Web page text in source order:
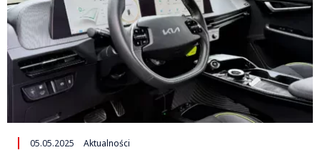
05.05.2025 Aktualności